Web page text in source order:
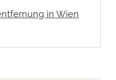
in Wien